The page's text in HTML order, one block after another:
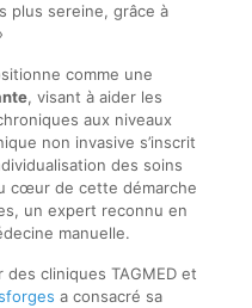
plus sereine, grâce à
comme une
, visant à aider les
aux niveaux
non invasive s’inscrit
des soins
cœur de cette démarche
un expert reconnu en
manuelle.
cliniques TAGMED et
a consacré sa